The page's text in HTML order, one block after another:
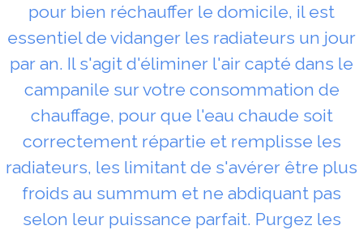
pour bien réchauffer le domicile, il est
essentiel de vidanger les radiateurs un jour
par an. Il s'agit d'éliminer l'air capté dans le
campanile sur votre consommation de
chauffage, pour que l'eau chaude soit
correctement répartie et remplisse les
radiateurs, les limitant de s'avérer être plus
froids au summum et ne abdiquant pas
selon leur puissance parfait. Purgez les